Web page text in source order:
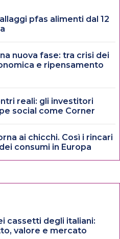
pfas alimenti dal 12
nuova fase: tra crisi dei
e ripensamento
reali: gli investitori
social come Corner
ai chicchi. Così i rincari
consumi in Europa
cassetti degli italiani:
valore e mercato